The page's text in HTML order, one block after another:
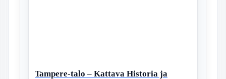
Tampere-talo – Kattava Historia ja